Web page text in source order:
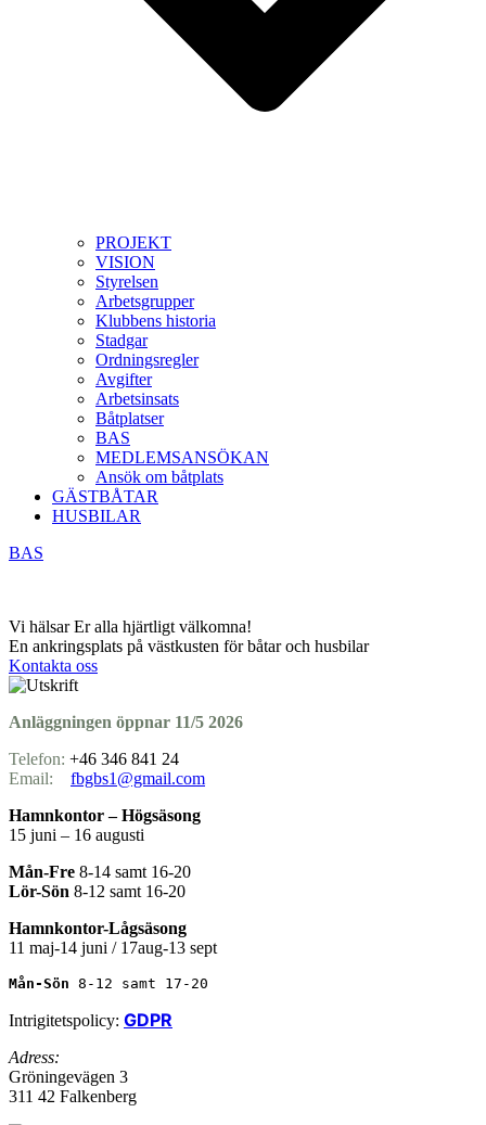
PROJEKT
VISION
Styrelsen
Arbetsgrupper
Klubbens historia
Stadgar
Ordningsregler
Avgifter
Arbetsinsats
Båtplatser
BAS
MEDLEMSANSÖKAN
Ansök om båtplats
GÄSTBÅTAR
HUSBILAR
BAS
Vi hälsar Er alla hjärtligt välkomna!
En ankringsplats på västkusten för båtar och husbilar
Kontakta oss
Anläggningen öppnar 11/5 2026
Telefon: +46 346 841 24
Email: fbgbs1@gmail.com
Hamnkontor – Högsäsong
15 juni – 16 augusti
Mån-Fre 8-14 samt 16-20
Lör-Sön 8-12 samt 16-20
Hamnkontor-Lågsäsong
11 maj-14 juni / 17aug-13 sept
Mån-Sön 8-12 samt 17-20
Intrigitetspolicy: GDPR
Adress:
Gröningevägen 3
311 42 Falkenberg